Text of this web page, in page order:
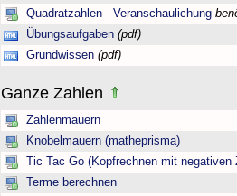
Quadratzahlen - Veranschaulichung
Übungsaufgaben (pdf)
Grundwissen (pdf)
Ganze Zahlen
Zahlenmauern
Knobelmauern (matheprisma)
Tic Tac Go (Kopfrechnen mit negativen
Terme berechnen